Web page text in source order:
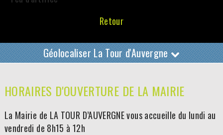
Retour
Géolocaliser La Tour d'Auvergne
HORAIRES D'OUVERTURE DE LA MAIRIE
La Mairie de LA TOUR D’AUVERGNE vous accueille du lundi au
vendredi de 8h15 à 12h